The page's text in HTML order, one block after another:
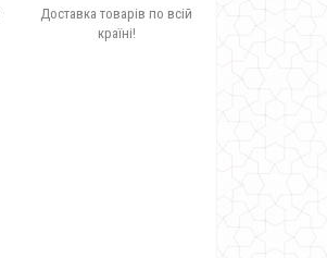
Доставка товарів по всій
країні!